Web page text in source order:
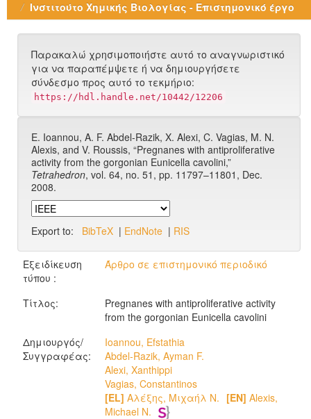
Ινστιτούτο Χημικής Βιολογίας - Επιστημονικό έργο
Παρακαλώ χρησιμοποιήστε αυτό το αναγνωριστικό
για να παραπέμψετε ή να δημιουργήσετε
σύνδεσμο προς αυτό το τεκμήριο:
https://hdl.handle.net/10442/12206
E. Ioannou, A. F. Abdel-Razik, X. Alexi, C. Vagias, M. N.
Alexis, and V. Roussis, “Pregnanes with antiproliferative
activity from the gorgonian Eunicella cavolini,”
Tetrahedron, vol. 64, no. 51, pp. 11797–11801, Dec.
2008.
Export to: BibTeX | EndNote | RIS
Εξειδίκευση
τύπου :
Άρθρο σε επιστημονικό περιοδικό
Τίτλος:
Pregnanes with antiproliferative activity
from the gorgonian Eunicella cavolini
Δημιουργός/
Συγγραφέας:
Ioannou, Efstathia
Abdel-Razik, Ayman F.
Alexi, Xanthippi
Vagias, Constantinos
[EL] Αλέξης, Μιχαήλ Ν. [EN] Alexis,
Michael N.